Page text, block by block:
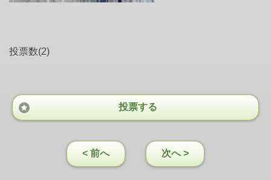
投票数(2)
投票する
< 前へ 次へ >